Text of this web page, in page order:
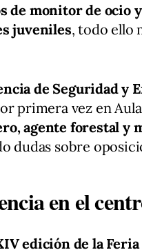
de monitor de ocio
juveniles, todo ello
de Seguridad y
primera vez en
agente forestal y
dudas sobre
en el
edición de la